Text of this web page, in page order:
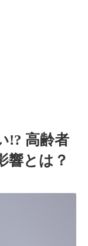
!? 高齢者
響とは？